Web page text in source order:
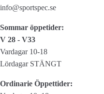
info@sportspec.se
Sommar öppetider:
V 28 - V33
Vardagar 10-18
Lördagar STÄNGT
Ordinarie Öppettider: